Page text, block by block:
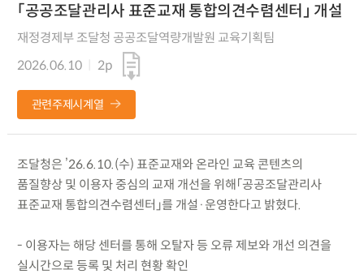
「공공조달관리사 표준교재 통합의견수렴센터」 개설
재정경제부 조달청 공공조달역량개발원 교육기획팀
2026.06.10
2p
관련주제시계열
조달청은 ’26.6.10.(수) 표준교재와 온라인 교육 콘텐츠의
품질향상 및 이용자 중심의 교재 개선을 위해「공공조달관리사
표준교재 통합의견수렴센터」를 개설·운영한다고 밝혔다.
- 이용자는 해당 센터를 통해 오탈자 등 오류 제보와 개선 의견을
실시간으로 등록 및 처리 현황 확인